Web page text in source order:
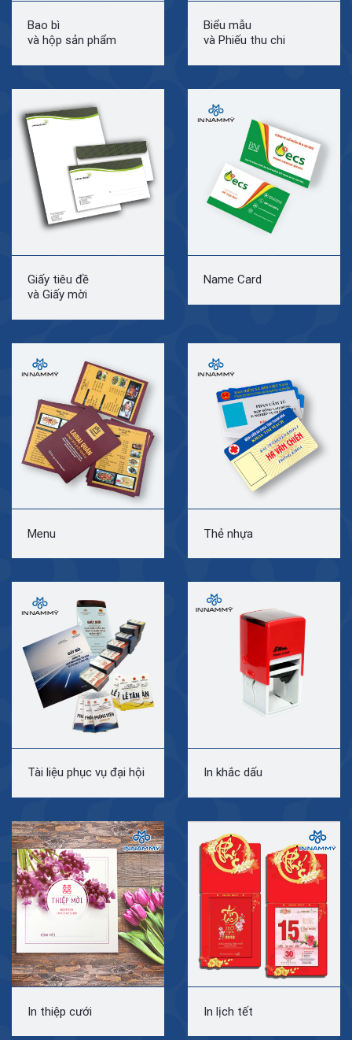
Bao bì
và hộp sản phẩm
Biểu mẫu
và Phiếu thu chi
Giấy tiêu đề
và Giấy mời
Name Card
Menu Thẻ nhựa
Tài liệu phục vụ đại hội In khắc dấu
In thiệp cưới In lịch tết